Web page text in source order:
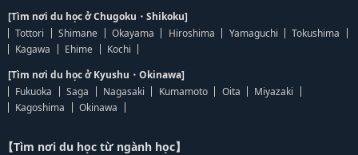
[Tìm nơi du học ở Chugoku・Shikoku]
Tottori
Shimane Okayama Hiroshima Yamaguchi
Tokushima
Kagawa
Ehime
Kochi
[Tìm nơi du học ở Kyushu・Okinawa]
Fukuoka
Saga Nagasaki Kumamoto Oita
Miyazaki
Kagoshima
Okinawa
【Tìm nơi du học từ ngành học】